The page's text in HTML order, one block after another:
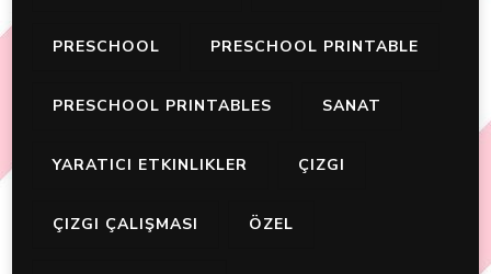
PRESCHOOL PRESCHOOL PRINTABLE
PRESCHOOL PRINTABLES SANAT
YARATICI ETKINLIKLER ÇIZGI
ÇIZGI ÇALIŞMASI ÖZEL